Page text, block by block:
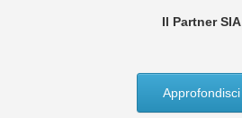
Il Partner SIA
Approfondisci